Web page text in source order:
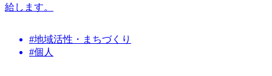
給します。
#地域活性・まちづくり
#個人